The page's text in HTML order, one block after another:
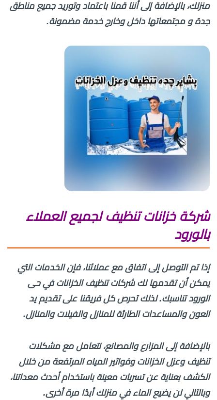
منزلك، بالإضافة إلى أننا قمنا باعتماد وتوريد جميع مناطق
جدة و مجتمعاتها داخل وخارج خدمة مضمونة.
شركة خزانات تنظيف لجميع العملاء
بالورود
إذا تم التوصل إلى اتفاق مع عملائنا، فإن الخدمات التي
يمكن أن تقدمها لك شركات تنظيف الخزانات في حى
الورود تناسبك. لذلك تحرص كل فريقنا على تقديم يد
العون والمساعدات الطارئة للمنازل والفيلات والمنازل.
بالإضافة إلى المزارع والمصانع، نتعامل مع مشكلات
تنظيف وعزل الخزانات وفواتير المياه المرتفعة من خلال
الكشف بعناية عن تسربات معينة باستخدام أحدث معداتنا،
وبالتالي لن يضيع الماء في منزلك أبدًا مرة أخرى.